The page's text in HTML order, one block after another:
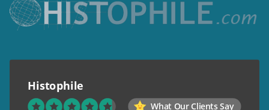
Histophile
What Our Clients Say